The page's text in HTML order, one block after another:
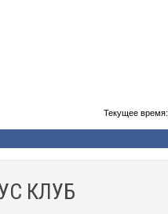
Текущее время:
КЛУБ